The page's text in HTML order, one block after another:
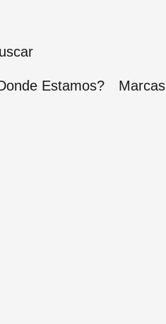
Estamos? Marcas